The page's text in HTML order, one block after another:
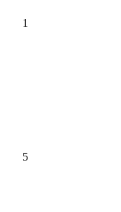
1
5